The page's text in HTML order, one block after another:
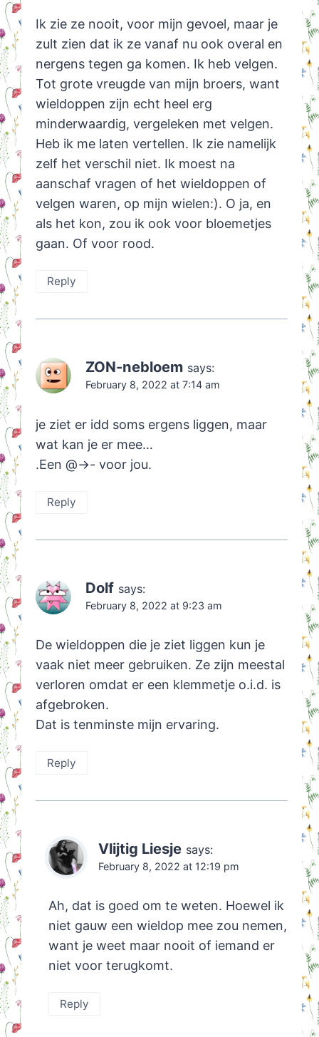
Ik zie ze nooit, voor mijn gevoel, maar je
zult zien dat ik ze vanaf nu ook overal en
nergens tegen ga komen. Ik heb velgen.
Tot grote vreugde van mijn broers, want
wieldoppen zijn echt heel erg
minderwaardig, vergeleken met velgen.
Heb ik me laten vertellen. Ik zie namelijk
zelf het verschil niet. Ik moest na
aanschaf vragen of het wieldoppen of
velgen waren, op mijn wielen:). O ja, en
als het kon, zou ik ook voor bloemetjes
gaan. Of voor rood.
Reply
ZON-nebloem says:
February 8, 2022 at 7:14 am
je ziet er idd soms ergens liggen, maar
wat kan je er mee…
.Een @->- voor jou.
Reply
Dolf says:
February 8, 2022 at 9:23 am
De wieldoppen die je ziet liggen kun je
vaak niet meer gebruiken. Ze zijn meestal
verloren omdat er een klemmetje o.i.d. is
afgebroken.
Dat is tenminste mijn ervaring.
Reply
Vlijtig Liesje says:
February 8, 2022 at 12:19 pm
Ah, dat is goed om te weten. Hoewel ik
niet gauw een wieldop mee zou nemen,
want je weet maar nooit of iemand er
niet voor terugkomt.
Reply